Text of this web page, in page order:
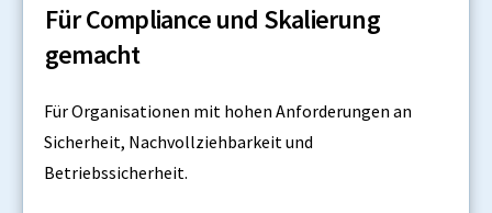
Für Compliance und Skalierung
gemacht
Für Organisationen mit hohen Anforderungen an
Sicherheit, Nachvollziehbarkeit und
Betriebssicherheit.